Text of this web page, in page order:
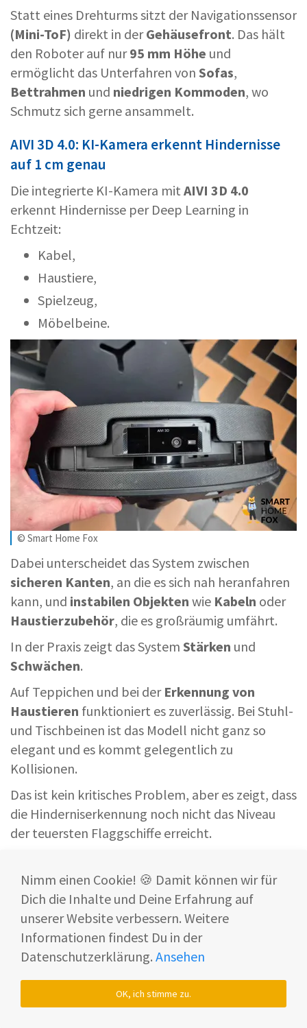
Statt eines Drehturms sitzt der Navigationssensor
(Mini-ToF) direkt in derGehäusefront. Das hält
den Roboter auf nur95 mm Höhe und
ermöglicht das Unterfahren von Sofas,
Bettrahmen und niedrigen Kommoden, wo
Schmutz sich gerne ansammelt.
AIVI 3D 4.0: KI-Kamera erkennt Hindernisse
auf 1 cm genau
Die integrierte KI-Kamera mit AIVI 3D 4.0
erkennt Hindernisse per Deep Learning in
Echtzeit:
Kabel,
Haustiere,
Spielzeug,
Möbelbeine.
© Smart Home Fox
Dabei unterscheidet das System zwischen
sicheren Kanten, an die es sich nah heranfahren
kann, und instabilen Objekten wie Kabeln oder
Haustierzubehör, die es großräumig umfährt.
In der Praxis zeigt das System Stärken und
Schwächen.
Auf Teppichen und bei der Erkennung von
Haustieren funktioniert es zuverlässig. Bei Stuhl-
und Tischbeinen ist das Modell nicht ganz so
elegant und es kommt gelegentlich zu
Kollisionen.
Das ist kein kritisches Problem, aber es zeigt, dass
die Hinderniserkennung noch nicht das Niveau
der teuersten Flaggschiffe erreicht.
cm kein Problem
Der4-Rad-Antrieb des TruePass-Systems
ermöglicht das Überwinden von Einzelschwellen
bis2,4 cmund aufeinanderfolgenden Stufen bis
Das deckt die meisten Wohnungssituationen in
Nimm einen Cookie! 🍪 Damit können wir für
Dich die Inhalte und Deine Erfahrung auf
unserer Website verbessern. Weitere
Informationen findest Du in der
Datenschutzerklärung. Ansehen
OK, ich stimme zu.